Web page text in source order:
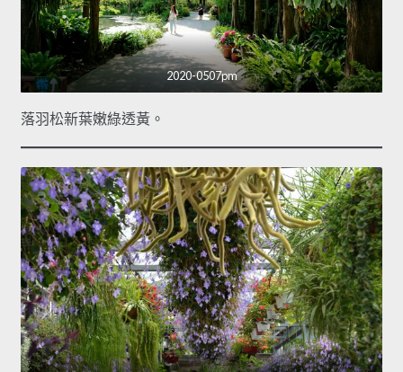
2020-0507pm
落羽松新葉嫩綠透黃。